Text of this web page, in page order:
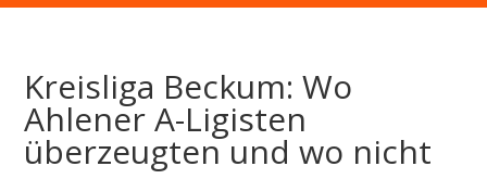
Kreisliga Beckum: Wo
Ahlener A-Ligisten
überzeugten und wo nicht